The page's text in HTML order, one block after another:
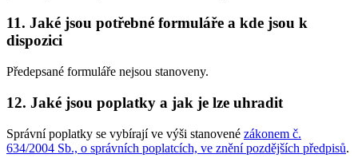
11. Jaké jsou potřebné formuláře a kde jsou k
dispozici
Předepsané formuláře nejsou stanoveny.
12. Jaké jsou poplatky a jak je lze uhradit
Správní poplatky se vybírají ve výši stanovené zákonem č.
634/2004 Sb., o správních poplatcích, ve znění pozdějších předpisů.